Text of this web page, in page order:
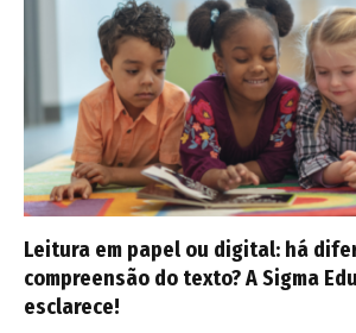
Leitura em papel ou digital: há
compreensão do texto? A Sigma
esclarece!